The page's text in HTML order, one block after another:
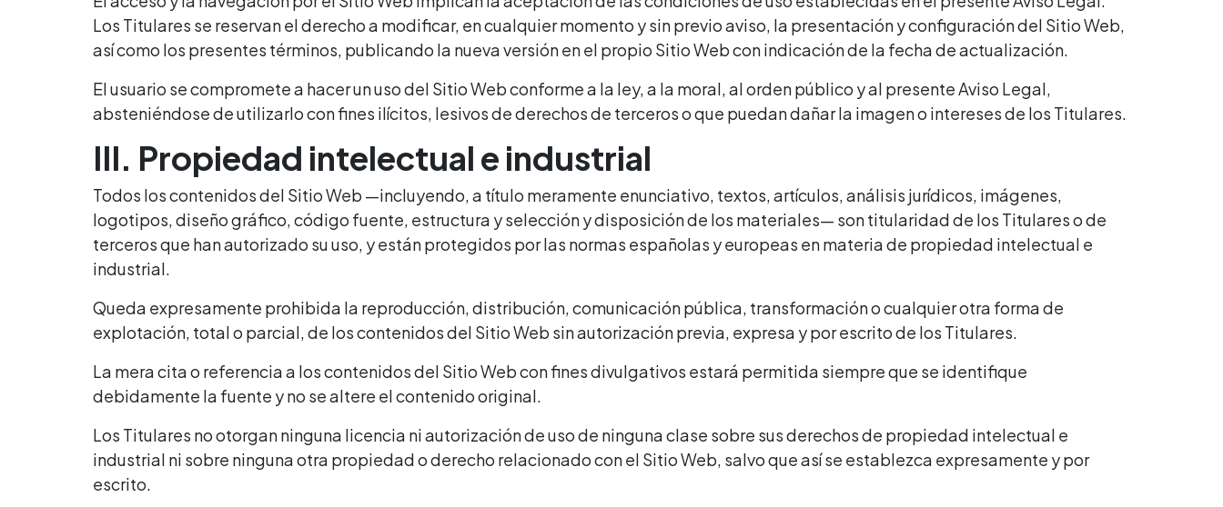
Los Titulares se reservan el derecho a modificar, en cualquier momento y sin previo aviso, la presentación y configuración del Sitio Web,
así como los presentes términos, publicando la nueva versión en el propio Sitio Web con indicación de la fecha de actualización.
El usuario se compromete a hacer un uso del Sitio Web conforme a la ley, a la moral, al orden público y al presente Aviso Legal,
absteniéndose de utilizarlo con fines ilícitos, lesivos de derechos de terceros o que puedan dañar la imagen o intereses de los Titulares.
III. Propiedad intelectual e industrial
Todos los contenidos del Sitio Web —incluyendo, a título meramente enunciativo, textos, artículos, análisis jurídicos, imágenes,
logotipos, diseño gráfico, código fuente, estructura y selección y disposición de los materiales— son titularidad de los Titulares o de
terceros que han autorizado su uso, y están protegidos por las normas españolas y europeas en materia de propiedad intelectual e
industrial.
Queda expresamente prohibida la reproducción, distribución, comunicación pública, transformación o cualquier otra forma de
explotación, total o parcial, de los contenidos del Sitio Web sin autorización previa, expresa y por escrito de los Titulares.
La mera cita o referencia a los contenidos del Sitio Web con fines divulgativos estará permitida siempre que se identifique
debidamente la fuente y no se altere el contenido original.
Los Titulares no otorgan ninguna licencia ni autorización de uso de ninguna clase sobre sus derechos de propiedad intelectual e
industrial ni sobre ninguna otra propiedad o derecho relacionado con el Sitio Web, salvo que así se establezca expresamente y por
escrito.